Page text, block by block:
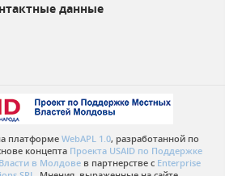
данные
платформе WebAPL 1.0, разработанной по
концепта Проекта USAID по Поддержке
в Молдове в партнерстве с Enterprise